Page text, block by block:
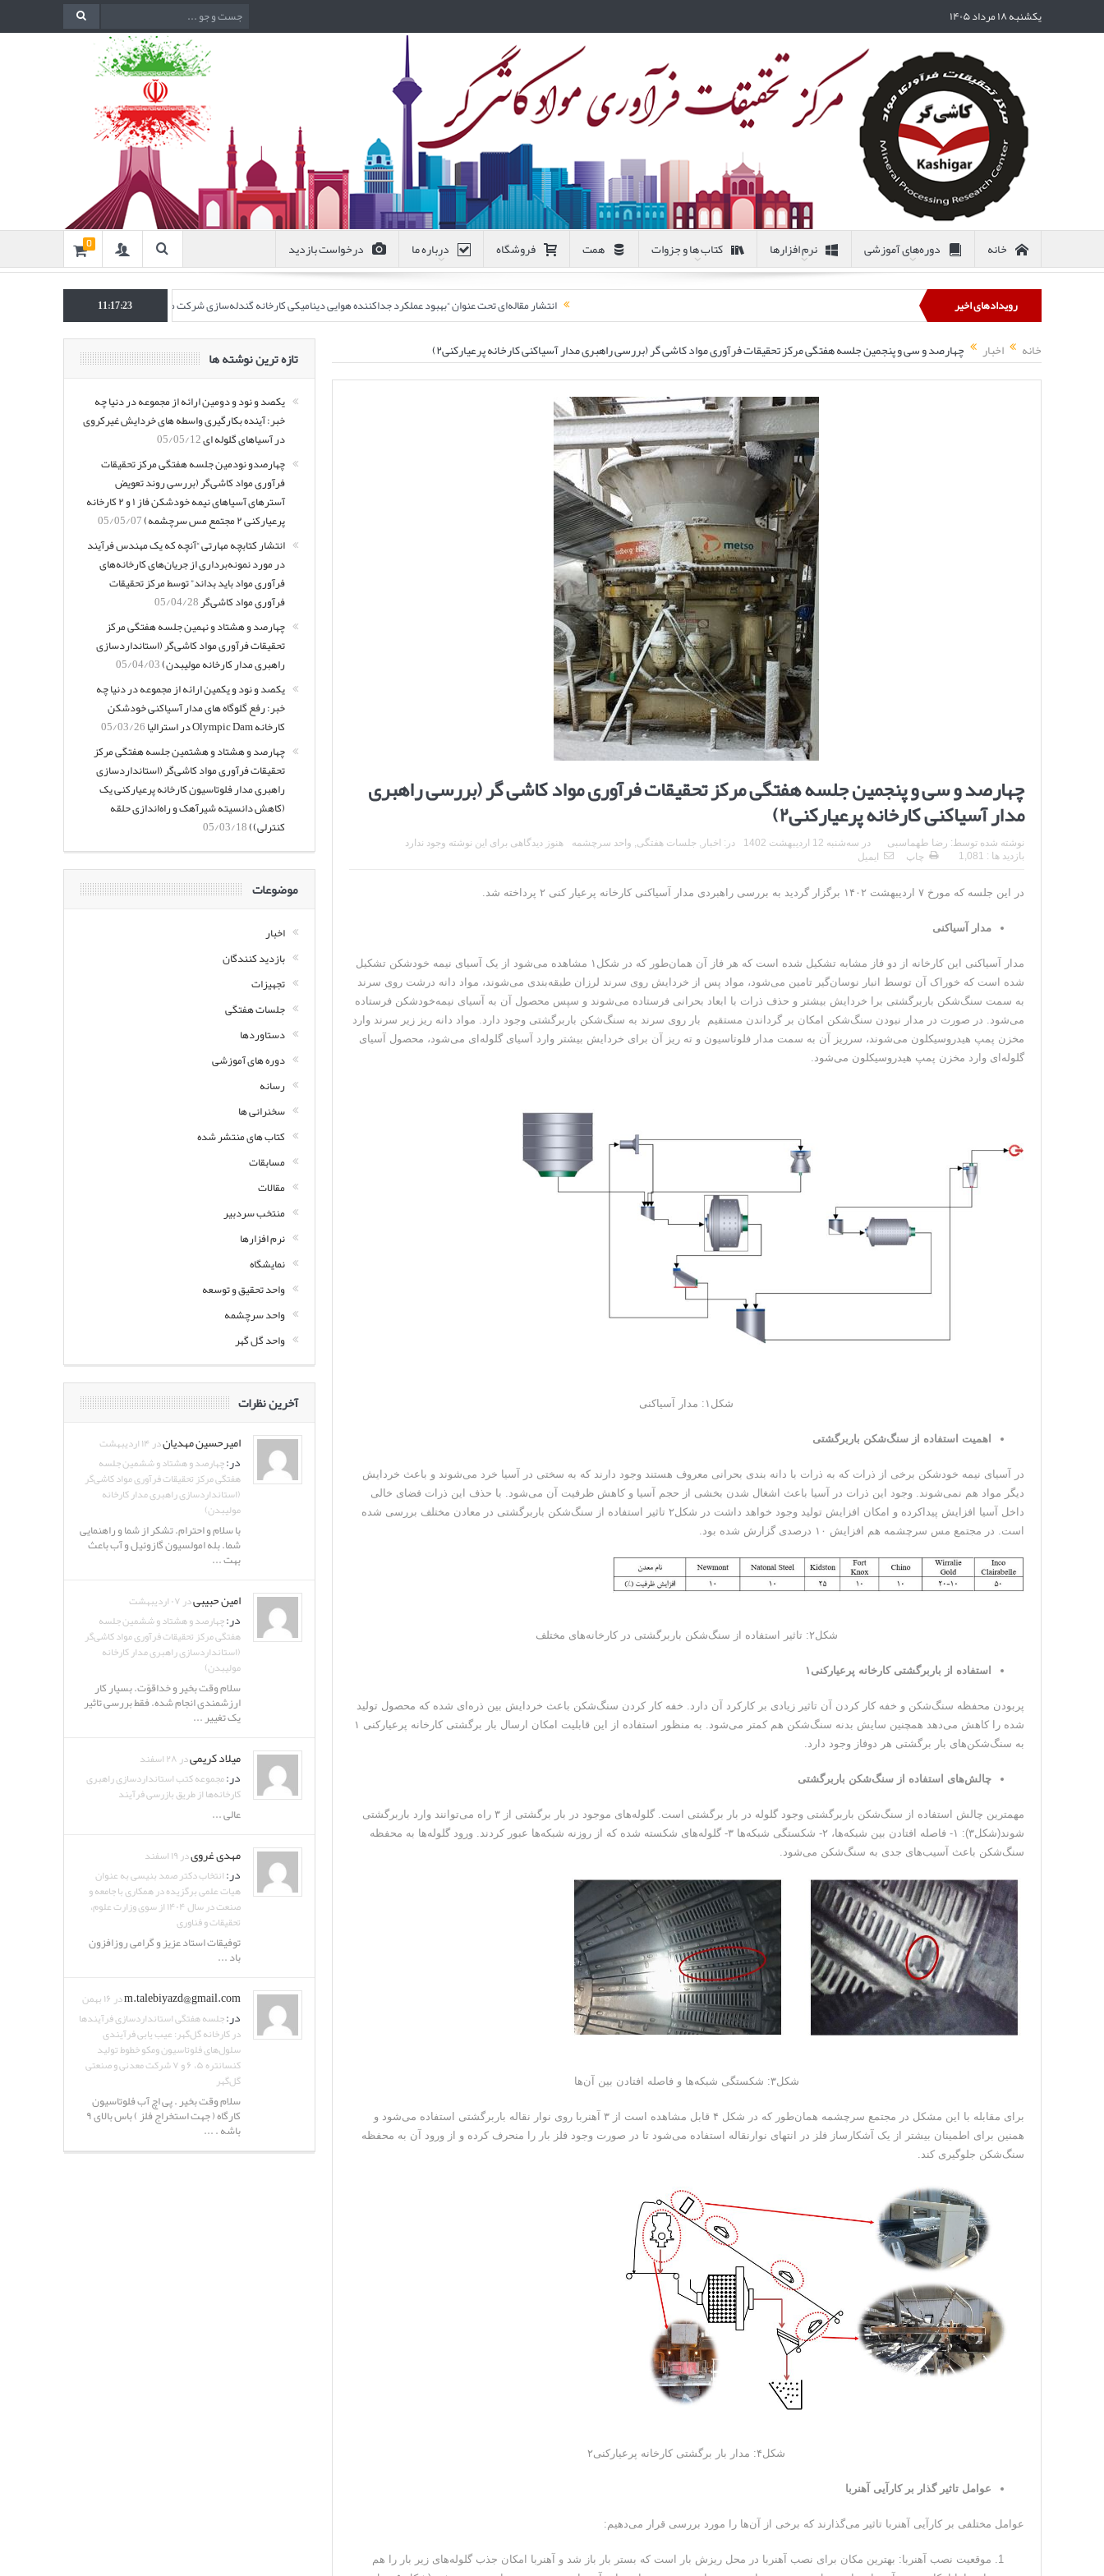
یکشنبه ۱۸ مرداد ۱۴۰۵
خانه دوره‌های آموزشی نرم افزارها کتاب ها و جزوات همت فروشگاه درباره ما درخواست بازدید 0
رویدادهای اخیر انتشار مقاله‌ای تحت عنوان “بهبود عملکرد جداکننده هوایی دینامیکی کارخانه گندله‌سازی شرکت معدنی و صنعتی گل‌گهر” در نشریه
11:17:24
خانه اخبار چهارصد و سی و پنجمین جلسه هفتگی مرکز تحقیقات فرآوری مواد کاشی گر (بررسی راهبری مدار آسیاکنی کارخانه پرعیارکنی۲)
چهارصد و سی و پنجمین جلسه هفتگی مرکز تحقیقات فرآوری مواد کاشی گر (بررسی راهبری
مدار آسیاکنی کارخانه پرعیارکنی۲)
نوشته شده توسط: رضا طهماسبی در سه‌شنبه 12 اردیبهشت 1402 در: اخبار ,جلسات هفتگی, واحد سرچشمه
هنوز دیدگاهی برای این نوشته وجود ندارد
بازدید ها : 1,081
چاپ ایمیل
در این جلسه که مورخ ۷ اردیبهشت ۱۴۰۲ برگزار گردید به بررسی راهبردی مدار آسیاکنی کارخانه پرعیار کنی ۲ پرداخته شد.
مدار آسیاکنی
مدار آسیاکنی این کارخانه از دو فاز مشابه تشکیل شده است که هر فاز آن همان‌طور که در شکل۱ مشاهده می‌شود از یک آسیای نیمه خودشکن تشکیل
شده است که خوراک آن توسط انبار نوسان‌گیر تامین می‌شود، مواد پس‌ از خردایش روی سرند لرزان طبقه‌بندی می‌شوند، مواد دانه درشت روی سرند
به سمت سنگ‌شکن باربرگشتی برا خردایش بیشتر و حذف ذرات با ابعاد بحرانی فرستاده می‌شوند و سپس محصول آن به آسیای نیمه‌خودشکن فرستاده
می‌شود. در صورت در مدار نبودن سنگ‌شکن امکان بر گرداندن مستقیم بار روی سرند به سنگ‌شکن باربرگشتی وجود دارد. مواد دانه ریز زیر سرند وارد
مخزن پمپ هیدروسیکلون می‌شوند، سرریز آن به سمت مدار فلوتاسیون و ته ریز آن برای خردایش بیشتر وارد آسیای گلوله‌ای می‌شود، محصول آسیای
گلوله‌ای وارد مخزن پمپ هیدروسیکلون می‌شود.
شکل۱: مدار آسیاکنی
اهمیت استفاده از سنگ‌شکن باربرگشتی
در آسیای نیمه خودشکن برخی از ذرات که به ذرات با دانه بندی بحرانی معروف هستند وجود دارند که به سختی در آسیا خرد می‌شوند و باعث خردایش
دیگر مواد هم نمی‌شوند. وجود این ذرات در آسیا باعث اشغال شدن بخشی از حجم آسیا و کاهش ظرفیت آن می‌شود. با حذف این ذرات فضای خالی
داخل آسیا افزایش پیداکرده و امکان افزایش تولید وجود خواهد داشت در شکل۲ تاثیر استفاده از سنگ‌شکن باربرگشتی در معادن مختلف بررسی شده
است. در مجتمع مس سرچشمه هم افزایش ۱۰ درصدی گزارش شده بود.
شکل۲: تاثیر استفاده از سنگ‌شکن باربرگشتی در کارخانه‌های مختلف
استفاده از باربرگشتی کارخانه پرعیارکنی۱
پربودن محفظه سنگ‌شکن و خفه کار کردن آن تاثیر زیادی بر کارکرد آن دارد. خفه کار کردن سنگ‌شکن باعث خردایش بین ذره‌ای شده که محصول تولید
شده را کاهش می‌دهد همچنین سایش بدنه سنگ‌شکن هم کمتر می‌شود. به منظور استفاده از این قابلیت امکان ارسال بار برگشتی کارخانه پرعیارکنی ۱
به سنگ‌شکن‌های بار برگشتی هر دوفاز وجود دارد.
چالش‌های استفاده از سنگ‌شکن باربرگشتی
مهمترین چالش استفاده از سنگ‌شکن باربرگشتی وجود گلوله در بار برگشتی است. گلوله‌های موجود در بار برگشتی از ۳ راه می‌توانند وارد باربرگشتی
شوند(شکل۳): ۱- فاصله افتادن بین شبکه‌ها، ۲- شکستگی شبکه‌ها ۳- گلوله‌های شکسته شده که از روزنه شبکه‌ها عبور کردند. ورود گلوله‌ها به محفظه
سنگ‌شکن باعث آسیب‌های جدی به سنگ‌شکن می‌شود.
شکل۳: شکستگی شبکه‌ها و فاصله افتادن بین آن‌ها
برای مقابله با این مشکل در مجتمع سرچشمه همان‌طور که در شکل ۴ قابل مشاهده است از ۳ آهنربا روی نوار نقاله باربرگشتی استفاده می‌شود و
همنین برای اطمینان بیشتر از یک آشکارساز فلز در انتهای نوارنقاله استفاده می‌شود تا در صورت وجود فلز بار را منحرف کرده و از ورود آن به محفظه
سنگ‌شکن جلوگیری کند.
شکل۴: مدار بار برگشتی کارخانه پرعیارکنی۲
عوامل تاثیر گذار بر کارآیی آهنربا
عوامل مختلفی بر کارآیی آهنربا تاثیر می‌گذارند که برخی از آن‌ها را مورد بررسی قرار می‌دهیم:
موقعیت نصب آهنربا: بهترین مکان برای نصب آهنربا در محل ریزش بار است که بستر بار باز شد و آهنربا امکان جذب گلوله‌های زیر بار را هم
تازه ترین نوشته ها
یکصد و نود و دومین ارائه از مجموعه در دنیا چه
خبر: آینده بکارگیری واسطه های خردایش غیرکروی
در آسیاهای گلوله ای05/05/12
چهارصدو نودمین جلسه هفتگی مرکز تحقیقات
فرآوری مواد کاشی‌گر (بررسی روند تعویض
آسترهای آسیاهای نیمه خودشکن فاز ۱ و ۲ کارخانه
پرعیارکنی ۲ مجتمع مس سرچشمه)
05/05/07
انتشار کتابچه مهارتی “آنچه که یک مهندس فرآیند
در مورد نمونه‌برداری از جریان‌های کارخانه‌های
فرآوری مواد باید بداند” توسط مرکز تحقیقات
فرآوری مواد کاشی‌گر05/04/28
چهارصد و هشتاد و نهمین جلسه هفتگی مرکز
تحقیقات فرآوری مواد کاشی‌گر (استانداردسازی
راهبری مدار کارخانه مولیبدن)05/04/03
یکصد و نود و یکمین ارائه از مجموعه در دنیا چه
خبر: رفع گلوگاه های مدار آسیاکنی خودشکن
کارخانه Olympic Dam در استرالیا
05/03/26
چهارصد و هشتاد و هشتمین جلسه هفتگی مرکز
تحقیقات فرآوری مواد کاشی‌گر (استانداردسازی
راهبری مدار فلوتاسیون کارخانه پرعیارکنی یک
(کاهش دانسیته شیرآهک و راه‌اندازی حلقه
کنترلی))05/03/18
موضوعات
اخبار
بازدید کنندگان
تجهیزات
جلسات هفتگی
دستاوردها
دوره های آموزشی
رسانه
سخنرانی ها
کتاب های منتشر شده
مسابقات
مقالات
منتخب سردبیر
نرم افزارها
نمایشگاه
واحد تحقیق و توسعه
واحد سرچشمه
واحد گل گهر
آخرین نظرات
امیرحسین مهدیاندر ۱۴ اردیبهشت
در:چهارصد و هشتاد و ششمین جلسه
هفتگی مرکز تحقیقات فرآوری مواد کاشی‌گر
(استانداردسازی راهبری مدار کارخانه
مولیبدن)
با سلام و احترام. تشکر از شما و راهنمایی
شما. بله امولسیون گازوئیل و آب باعث
بهت ...
امین حبیبیدر ۰۷ اردیبهشت
در:چهارصد و هشتاد و ششمین جلسه
هفتگی مرکز تحقیقات فرآوری مواد کاشی‌گر
(استانداردسازی راهبری مدار کارخانه
مولیبدن)
سلام وقت بخیر و خداقوّت. بسیار کار
ارزشمندی انجام شده. فقط بررسی تاثیر
یک تغییر ...
میلاد کریمیدر ۲۸ اسفند
در:مجموعه کتب استانداردسازی راهبری
کارخانه‌ها از طریق بازرسی فرآیند
عالی ...
مهدی غرویدر ۱۹ اسفند
در:انتخاب دکتر صمد بنیسی به عنوان
هیات علمی برگزیده در همکاری با جامعه و
صنعت در سال ۱۴۰۴ از سوی وزارت علوم،
تحقیقات و فناوری
توفیقات استاد عزیز و گرامی روزافزون
باد ...
m.talebiyazd@gmail.comدر ۱۶ بهمن
در:جلسه هفتگی استانداردسازی فرآیندها
در کارخانه گل‌گهر: عیب یابی فرآیندی
سلول‌های فلوتاسیون ومکو خطوط تولید
کنسانتره ۵، ۶ و ۷ شرکت معدنی و صنعتی
گل‌گهر
سلام وقت بخیر . پی اچ آب فلوتاسیون
کارگاه ( جهت استخراج فلز ) باس بالای ۹
باشه . ...